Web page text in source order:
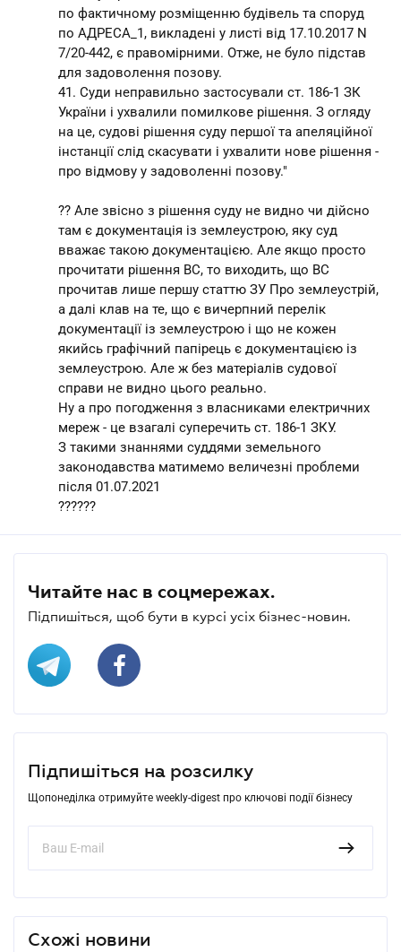
по фактичному розміщенню будівель та споруд
по АДРЕСА_1, викладені у листі від 17.10.2017 N
7/20-442, є правомірними. Отже, не було підстав
для задоволення позову.
41. Суди неправильно застосували ст. 186-1 ЗК
України і ухвалили помилкове рішення. З огляду
на це, судові рішення суду першої та апеляційної
інстанції слід скасувати і ухвалити нове рішення -
про відмову у задоволенні позову."
?? Але звісно з рішення суду не видно чи дійсно
там є документація із землеустрою, яку суд
вважає такою документацією. Але якщо просто
прочитати рішення ВС, то виходить, що ВС
прочитав лише першу статтю ЗУ Про землеустрій,
а далі клав на те, що є вичерпний перелік
документації із землеустрою і що не кожен
якийсь графічний папірець є документацією із
землеустрою. Але ж без матеріалів судової
справи не видно цього реально.
Ну а про погодження з власниками електричних
мереж - це взагалі суперечить ст. 186-1 ЗКУ.
З такими знаннями суддями земельного
законодавства матимемо величезні проблеми
після 01.07.2021
??????
Читайте нас в соцмережах.
Підпишіться, щоб бути в курсі усіх бізнес-новин.
Підпишіться на розсилку
Щопонеділка отримуйте weekly-digest про ключові події бізнесу
Схожі новини